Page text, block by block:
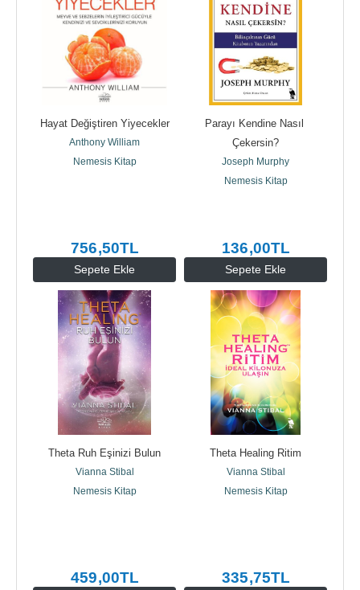
Sepete Ekle
Hayat Değiştiren Yiyecekler
Anthony William
Nemesis Kitap
756,50TL
Sepete Ekle
Parayı Kendine Nasıl
Çekersin?
Joseph Murphy
Nemesis Kitap
136,00TL
Theta Ruh Eşinizi Bulun
Vianna Stibal
Nemesis Kitap
459,00TL
Theta Healing Ritim
Vianna Stibal
Nemesis Kitap
335,75TL